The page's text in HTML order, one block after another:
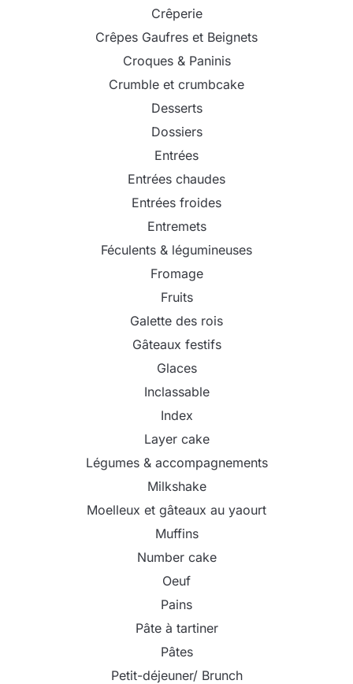
Crêperie
Crêpes Gaufres et Beignets
Croques & Paninis
Crumble et crumbcake
Desserts
Dossiers
Entrées
Entrées chaudes
Entrées froides
Entremets
Féculents & légumineuses
Fromage
Fruits
Galette des rois
Gâteaux festifs
Glaces
Inclassable
Index
Layer cake
Légumes & accompagnements
Milkshake
Moelleux et gâteaux au yaourt
Muffins
Number cake
Oeuf
Pains
Pâte à tartiner
Pâtes
Petit-déjeuner/ Brunch